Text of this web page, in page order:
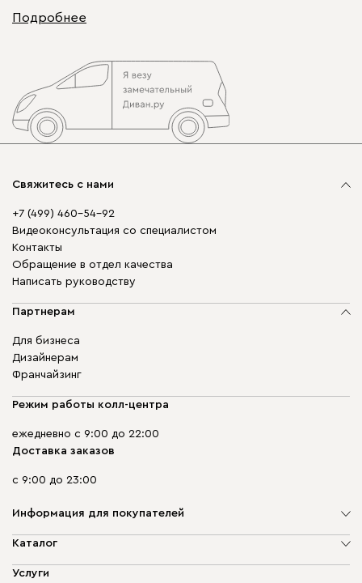
Подробнее
Свяжитесь с нами
+7 (499) 460-54-92
Видеоконсультация со специалистом
Контакты
Обращение в отдел качества
Написать руководству
Партнерам
Для бизнеса
Дизайнерам
Франчайзинг
Режим работы колл-центра
ежедневно с 9:00 до 22:00
Доставка заказов
с 9:00 до 23:00
Информация для покупателей
О компании
Доставка и оплата
Каталог
Мягкая мебель
Услуги